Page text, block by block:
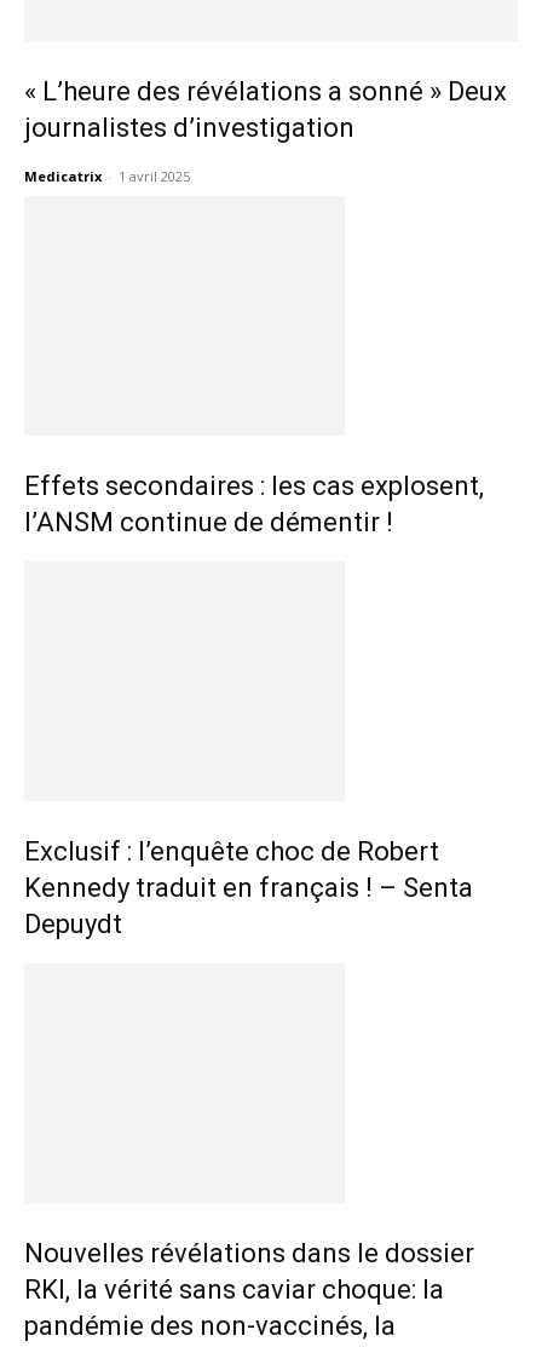
« L’heure des révélations a sonné » Deux
journalistes d’investigation
Medicatrix - 1 avril 2025
Effets secondaires : les cas explosent,
l’ANSM continue de démentir !
Exclusif : l’enquête choc de Robert
Kennedy traduit en français ! – Senta
Depuydt
Nouvelles révélations dans le dossier
RKI, la vérité sans caviar choque: la
pandémie des non-vaccinés, la